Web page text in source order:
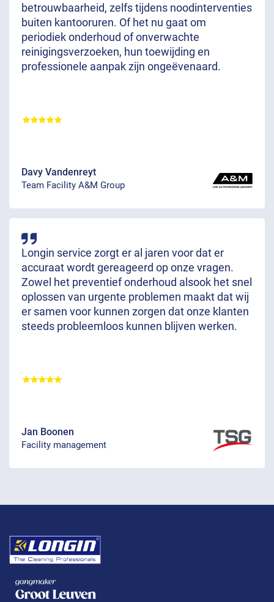
betrouwbaarheid, zelfs tijdens noodinterventies
buiten kantooruren. Of het nu gaat om
periodiek onderhoud of onverwachte
reinigingsverzoeken, hun toewijding en
professionele aanpak zijn ongeëvenaard.
Davy Vandenreyt
Team Facility A&M Group
Longin service zorgt er al jaren voor dat er
accuraat wordt gereageerd op onze vragen.
Zowel het preventief onderhoud alsook het snel
oplossen van urgente problemen maakt dat wij
er samen voor kunnen zorgen dat onze klanten
steeds probleemloos kunnen blijven werken.
Jan Boonen
Facility management